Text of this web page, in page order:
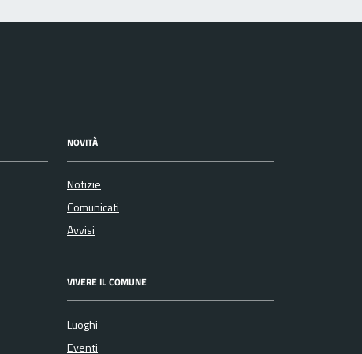
NOVITÀ
Notizie
Comunicati
Avvisi
VIVERE IL COMUNE
Luoghi
Eventi